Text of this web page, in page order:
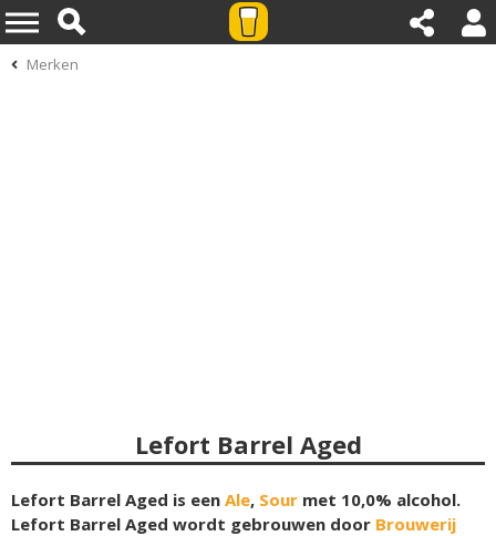
Merken
Lefort Barrel Aged
Lefort Barrel Aged is een Ale, Sour met 10,0% alcohol.
Lefort Barrel Aged wordt gebrouwen door Brouwerij